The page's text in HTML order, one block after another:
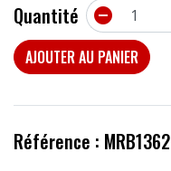
Quantité 
AJOUTER AU PANIER
Référence : MRB1362